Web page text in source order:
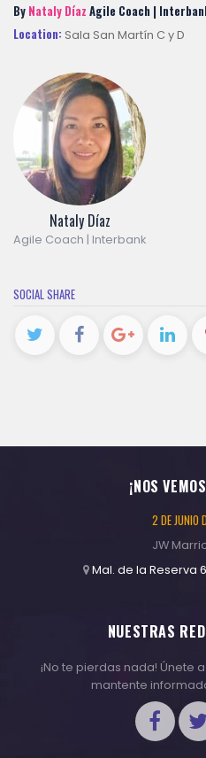
By Nataly Díaz Agile Coach |
Location: Sala San Martín C y D
Nataly Díaz
Agile Coach | Interbank
SOCIAL SHARE
¡NOS
2 DE JUNIO
JW
Mal. de la Reserva
NUESTRAS
¡No te pierdas nada! Únete
mantente